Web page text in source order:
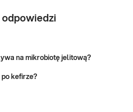
na mikrobiotę jelitową?
po kefirze?